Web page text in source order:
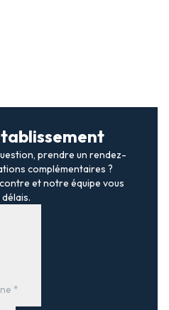
prendre un rendez-
complémentaires ?
et notre équipe vous